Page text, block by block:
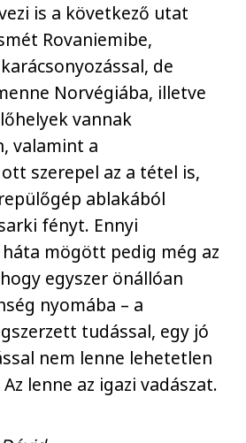
is a következő utat
Rovaniemibe,
de
Norvégiába, illetve
vannak
valamint a
szerepel az a tétel is,
ablakából
fényt. Ennyi
mögött pedig még az
egyszer önállóan
nyomába – a
tudással, egy jó
nem lenne lehetetlen
lenne az igazi vadászat.